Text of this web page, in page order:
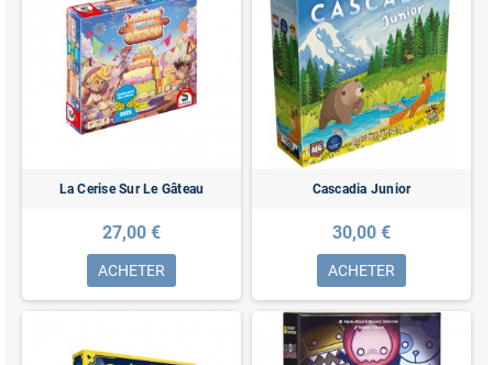
La Cerise Sur Le Gâteau
27,00 €
ACHETER
Cascadia Junior
30,00 €
ACHETER